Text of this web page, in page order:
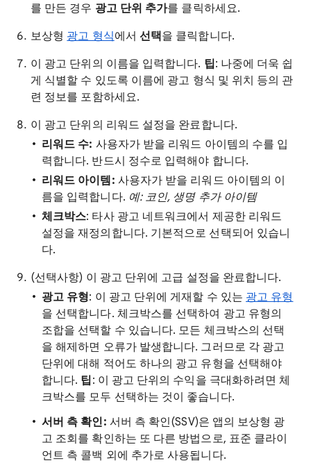
를 만든 경우 광고 단위 추가를 클릭하세요.
보상형 광고 형식에서 선택을 클릭합니다.
이 광고 단위의 이름을 입력합니다. 팁: 나중에 더욱 쉽
게 식별할 수 있도록 이름에 광고 형식 및 위치 등의 관
련 정보를 포함하세요.
이 광고 단위의 리워드 설정을 완료합니다.
리워드 수: 사용자가 받을 리워드 아이템의 수를 입
력합니다. 반드시 정수로 입력해야 합니다.
리워드 아이템: 사용자가 받을 리워드 아이템의 이
름을 입력합니다. 예: 코인, 생명 추가 아이템
체크박스: 타사 광고 네트워크에서 제공한 리워드
설정을 재정의합니다. 기본적으로 선택되어 있습니
다.
(선택사항) 이 광고 단위에 고급 설정을 완료합니다.
광고 유형: 이 광고 단위에 게재할 수 있는 광고 유형
을 선택합니다. 체크박스를 선택하여 광고 유형의
조합을 선택할 수 있습니다. 모든 체크박스의 선택
을 해제하면 오류가 발생합니다. 그러므로 각 광고
단위에 대해 적어도 하나의 광고 유형을 선택해야
합니다. 팁 : 이 광고 단위의 수익을 극대화하려면 체
크박스를 모두 선택하는 것이 좋습니다.
서버 측 확인: 서버 측 확인(SSV)은 앱의 보상형 광
고 조회를 확인하는 또 다른 방법으로, 표준 클라이
언트 측 콜백 외에 추가로 사용됩니다.